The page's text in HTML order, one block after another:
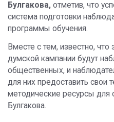
Булгакова, отметив, что
система подготовки
программы обучения.
Вместе с тем, известно,
думской кампании будут
общественных, и
для них предоставить свои
методические ресурсы для
Булгакова.